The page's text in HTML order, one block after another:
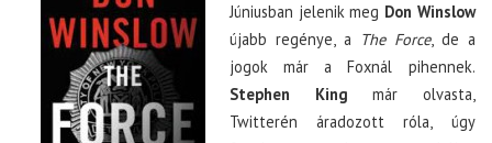
Júniusban jelenik meg Don Winslow
újabb regénye, a The Force, de a
jogok már a Foxnál pihennek.
Stephen King már olvasta,
Twitterén áradozott róla, úgy